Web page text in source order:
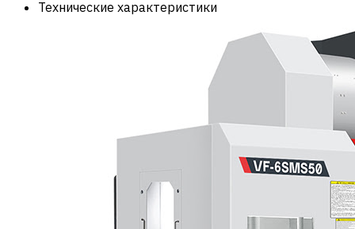
Технические характеристики